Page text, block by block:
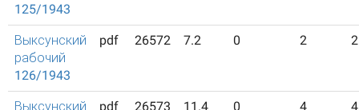
125/1943
Выксунский
рабочий
126/1943
pdf 26572 7.2 0 2 2
Выксунский pdf 26573 11.4 0 4 4